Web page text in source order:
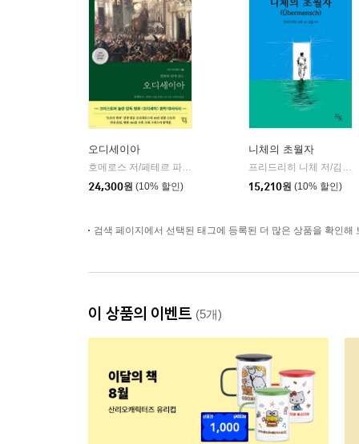
오디세이아
호메로스 저/페테르 파울 루벤스 그림/박문재 역 |
현대지성
24,300원 (10% 할인)
니체의 초월자
프리드리히 니체 저/김철 편역
15,210원 (10% 할인)
검색 페이지에서 선택된 태그에 등록된 더 많은 상품을 확인해
이 상품의 이벤트 (5개)